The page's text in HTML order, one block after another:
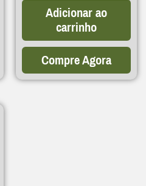
Adicionar ao
carrinho
Compre Agora